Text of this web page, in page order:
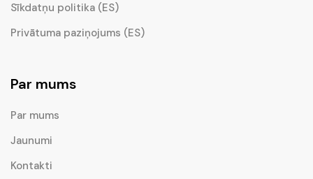
Sīkdatņu politika (ES)
Privātuma paziņojums (ES)
Par mums
Par mums
Jaunumi
Kontakti